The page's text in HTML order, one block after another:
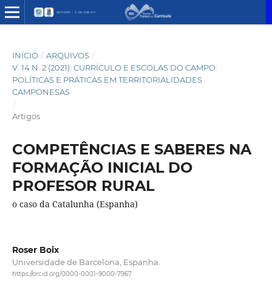
INÍCIO / ARQUIVOS /
V. 14 N. 2 (2021): CURRÍCULO E ESCOLAS DO CAMPO:
POLÍTICAS E PRÁTICAS EM TERRITORIALIDADES
CAMPONESAS
/
Artigos
COMPETÊNCIAS E SABERES NA
FORMAÇÃO INICIAL DO
PROFESOR RURAL
o caso da Catalunha (Espanha)
Roser Boix
Universidade de Barcelona, Espanha.
https://orcid.org/0000-0001-9000-7967